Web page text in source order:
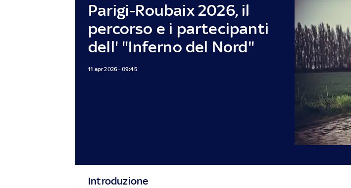
Parigi-Roubaix 2026, il
percorso e i partecipanti
dell' "Inferno del Nord"
11 apr 2026 - 09:45
Introduzione